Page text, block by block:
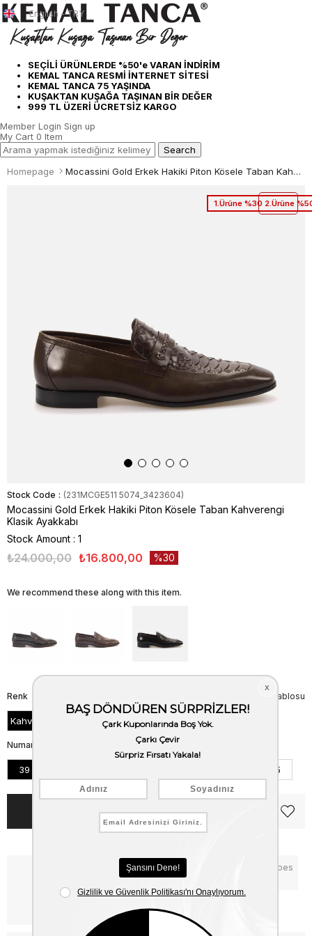
SEÇİLİ ÜRÜNLERDE %50'e VARAN İNDİRİM
KEMAL TANCA RESMİ İNTERNET SİTESİ
KEMAL TANCA 75 YAŞINDA
KUŞAKTAN KUŞAĞA TAŞINAN BİR DEĞER
999 TL ÜZERİ ÜCRETSİZ KARGO
English - TRY
Member Login Sign up
My Cart 0 Item
Homepage Mocassini Gold Erkek Hakiki Piton Kösele Taban Kahverengi Klasik Ayakkabı
1.Ürüne %30 2.Ürüne
Stock Code (231MCGE511 5074_3423604)
Mocassini Gold Erkek Hakiki Piton Kösele Taban Kahverengi
Klasik Ayakkabı
Stock Amount : 1
₺24.000,00 ₺16.800,00 30
We recommend these along with this item.
Beden Tablosu
Renk
Kahve Piton
Numara
39 45
Notify me when the price goes
down